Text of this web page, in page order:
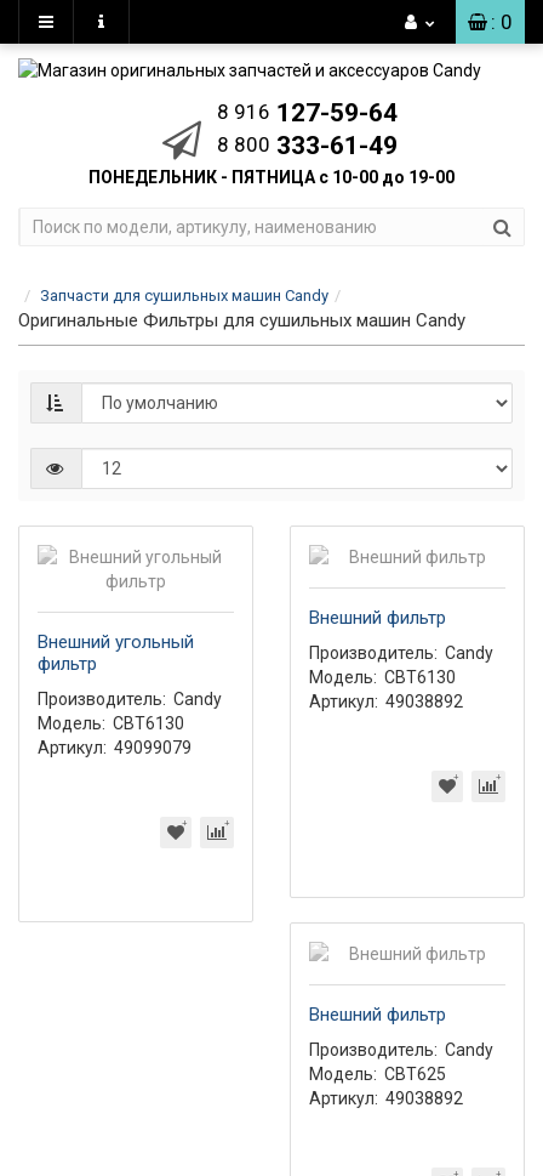
: 0
8 916 127-59-64
8 800 333-61-49
ПОНЕДЕЛЬНИК - ПЯТНИЦА с 10-00 до 19-00
Запчасти для сушильных машин Candy
Оригинальные Фильтры для сушильных машин Candy
Внешний угольный
фильтр
Производитель: Candy
Модель: CBT6130
Артикул: 49099079
Внешний фильтр
Производитель: Candy
Модель: CBT6130
Артикул: 49038892
Внешний фильтр
Производитель: Candy
Модель: CBT625
Артикул: 49038892